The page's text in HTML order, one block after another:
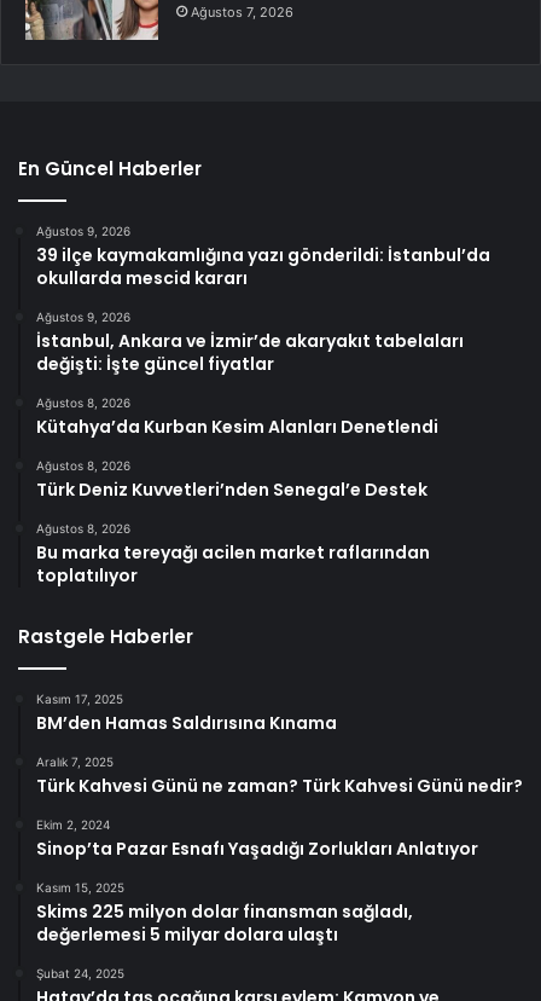
Ağustos 7, 2026
En Güncel Haberler
Ağustos 9, 2026
39 ilçe kaymakamlığına yazı gönderildi: İstanbul’da
okullarda mescid kararı
Ağustos 9, 2026
İstanbul, Ankara ve İzmir’de akaryakıt tabelaları
değişti: İşte güncel fiyatlar
Ağustos 8, 2026
Kütahya’da Kurban Kesim Alanları Denetlendi
Ağustos 8, 2026
Türk Deniz Kuvvetleri’nden Senegal’e Destek
Ağustos 8, 2026
Bu marka tereyağı acilen market raflarından
toplatılıyor
Rastgele Haberler
Kasım 17, 2025
BM’den Hamas Saldırısına Kınama
Aralık 7, 2025
Türk Kahvesi Günü ne zaman? Türk Kahvesi Günü nedir?
Ekim 2, 2024
Sinop’ta Pazar Esnafı Yaşadığı Zorlukları Anlatıyor
Kasım 15, 2025
Skims 225 milyon dolar finansman sağladı,
değerlemesi 5 milyar dolara ulaştı
Şubat 24, 2025